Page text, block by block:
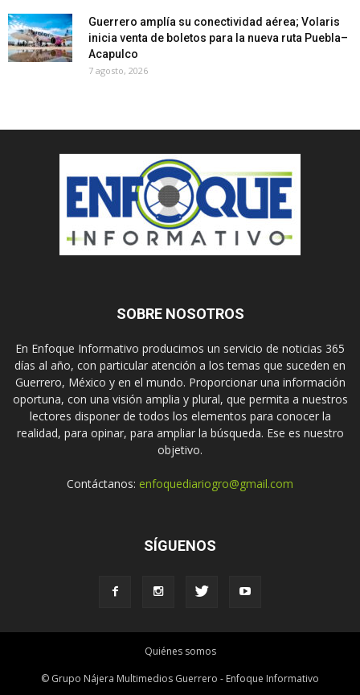
Guerrero amplía su conectividad aérea; Volaris
inicia venta de boletos para la nueva ruta Puebla–
Acapulco
7 agosto, 2026
SOBRE NOSOTROS
En Enfoque Informativo producimos un servicio de noticias 365
días al año, con particular atención a los temas que suceden en
Guerrero, México y en el mundo. Proporcionar una información
oportuna, con una visión amplia y plural, que permita a nuestros
lectores disponer de todos los elementos para conocer la
realidad, para opinar, para ampliar la búsqueda. Ese es nuestro
objetivo.
Contáctanos: enfoquediariogro@gmail.com
SÍGUENOS
Quiénes somos
© Grupo Nájera Multimedios Guerrero - Enfoque Informativo